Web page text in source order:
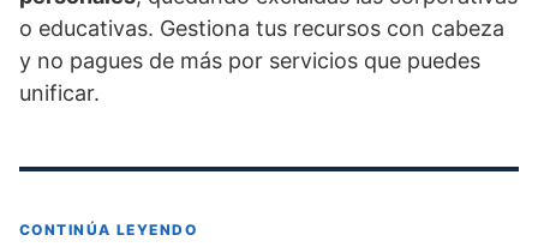
o educativas. Gestiona tus recursos con cabeza
y no pagues de más por servicios que puedes
unificar.
CONTINÚA LEYENDO